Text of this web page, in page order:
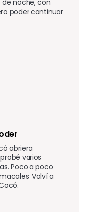
noche, con
poder continuar
abriera
varios
Poco a poco
Volví a